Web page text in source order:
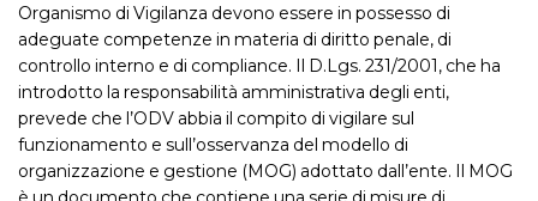
Organismo di Vigilanza devono essere in possesso di
adeguate competenze in materia di diritto penale, di
controllo interno e di compliance. Il D.Lgs. 231/2001, che ha
introdotto la responsabilità amministrativa degli enti,
prevede che l’ODV abbia il compito di vigilare sul
funzionamento e sull’osservanza del modello di
organizzazione e gestione (MOG) adottato dall’ente. Il MOG